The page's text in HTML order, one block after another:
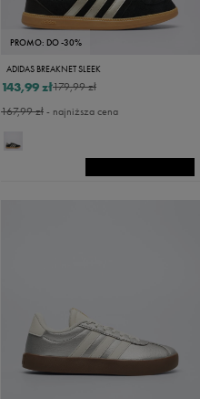
PROMO: DO -30%
ADIDAS BREAKNET SLEEK
179,99 zł
143,99 zł
167,99 zł- najniższa cena